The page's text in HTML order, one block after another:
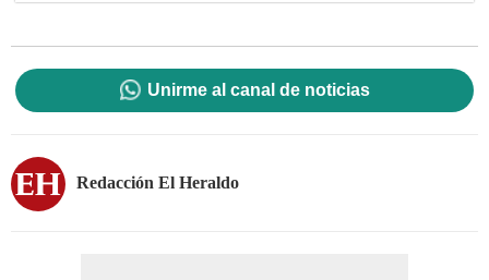
Unirme al canal de noticias
Redacción El Heraldo